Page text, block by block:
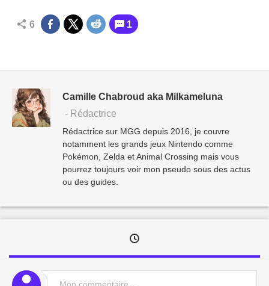
6 1
Camille Chabroud aka Milkameluna
- Rédactrice
Rédactrice sur MGG depuis 2016, je couvre
notamment les grands jeux Nintendo comme
Pokémon, Zelda et Animal Crossing mais vous
pourrez toujours voir mon pseudo sous des actus
ou des guides.